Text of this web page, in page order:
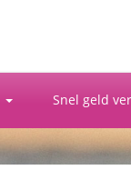
Snel geld